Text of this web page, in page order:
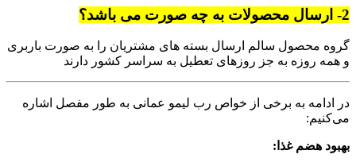
2- ارسال محصولات به چه صورت می باشد؟
گروه محصول سالم ارسال بسته های مشتریان را به صورت باربری
و همه روزه به جز روزهای تعطیل به سراسر کشور دارند
در ادامه به برخی از خواص رب لیمو عمانی به طور مفصل اشاره
می‌کنیم:
بهبود هضم غذا: